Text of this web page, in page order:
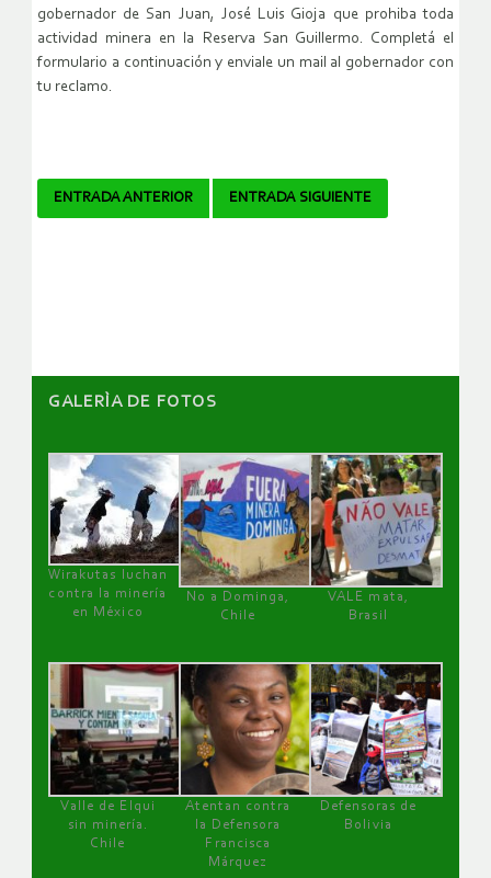
gobernador de San Juan, José Luis Gioja que prohiba toda
actividad minera en la Reserva San Guillermo. Completá el
formulario a continuación y enviale un mail al gobernador con
tu reclamo.
Navegador
ENTRADA ANTERIOR ENTRADA SIGUIENTE
GALERÌA DE FOTOS
Wirakutas luchan
contra la minería
en México
No a Dominga,
Chile
VALE mata,
Brasil
Valle de Elqui
sin minería.
Chile
Atentan contra
la Defensora
Francisca
Márquez
Defensoras de
Bolivia